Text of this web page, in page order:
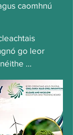
caomhnú
go leor
Laghdaíonn